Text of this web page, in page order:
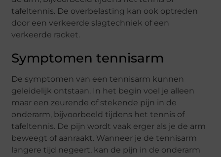
tafeltennis. De overbelasting kan ook optreden
door een verkeerde slagtechniek of een
verkeerde racket.
Symptomen tennisarm
De symptomen van een tennisarm kunnen
geleidelijk ontstaan. In het begin voel je alleen
maar een zeurende of stekende pijn in de
onderarm, bijvoorbeeld tijdens het tennis of
tafeltennis. De pijn wordt vaak erger als je de arm
beweegt of aanraakt. Wanneer je de tennisarm
langere tijd negeert, kan de pijn in de onderarm